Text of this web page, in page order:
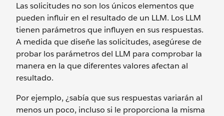
Las solicitudes no son los únicos elementos que
pueden influir en el resultado de un LLM. Los LLM
tienen parámetros que influyen en sus respuestas.
A medida que diseñe las solicitudes, asegúrese de
probar los parámetros del LLM para comprobar la
manera en la que diferentes valores afectan al
resultado.
Por ejemplo, ¿sabía que sus respuestas variarán al
menos un poco, incluso si le proporciona la misma